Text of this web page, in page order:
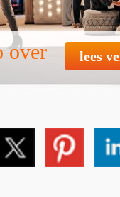
over lees